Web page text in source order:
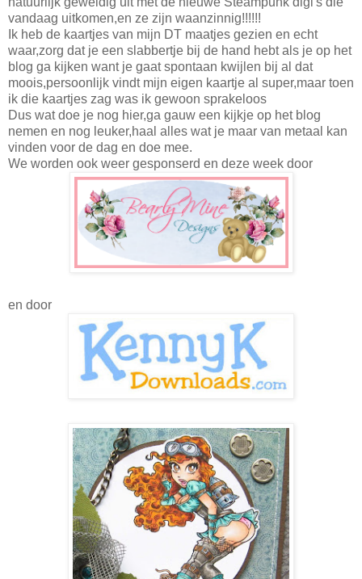
vandaag uitkomen,en ze zijn waanzinnig!!!!!!
Ik heb de kaartjes van mijn DT maatjes gezien en echt
waar,zorg dat je een slabbertje bij de hand hebt als je op het
blog ga kijken want je gaat spontaan kwijlen bij al dat
moois,persoonlijk vindt mijn eigen kaartje al super,maar toen
ik die kaartjes zag was ik gewoon sprakeloos
Dus wat doe je nog hier,ga gauw een kijkje op het blog
nemen en nog leuker,haal alles wat je maar van metaal kan
vinden voor de dag en doe mee.
We worden ook weer gesponserd en deze week door
en door